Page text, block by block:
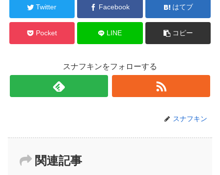
Twitter Facebook はてブ
Pocket LINE コピー
スナフキンをフォローする
スナフキン
関連記事